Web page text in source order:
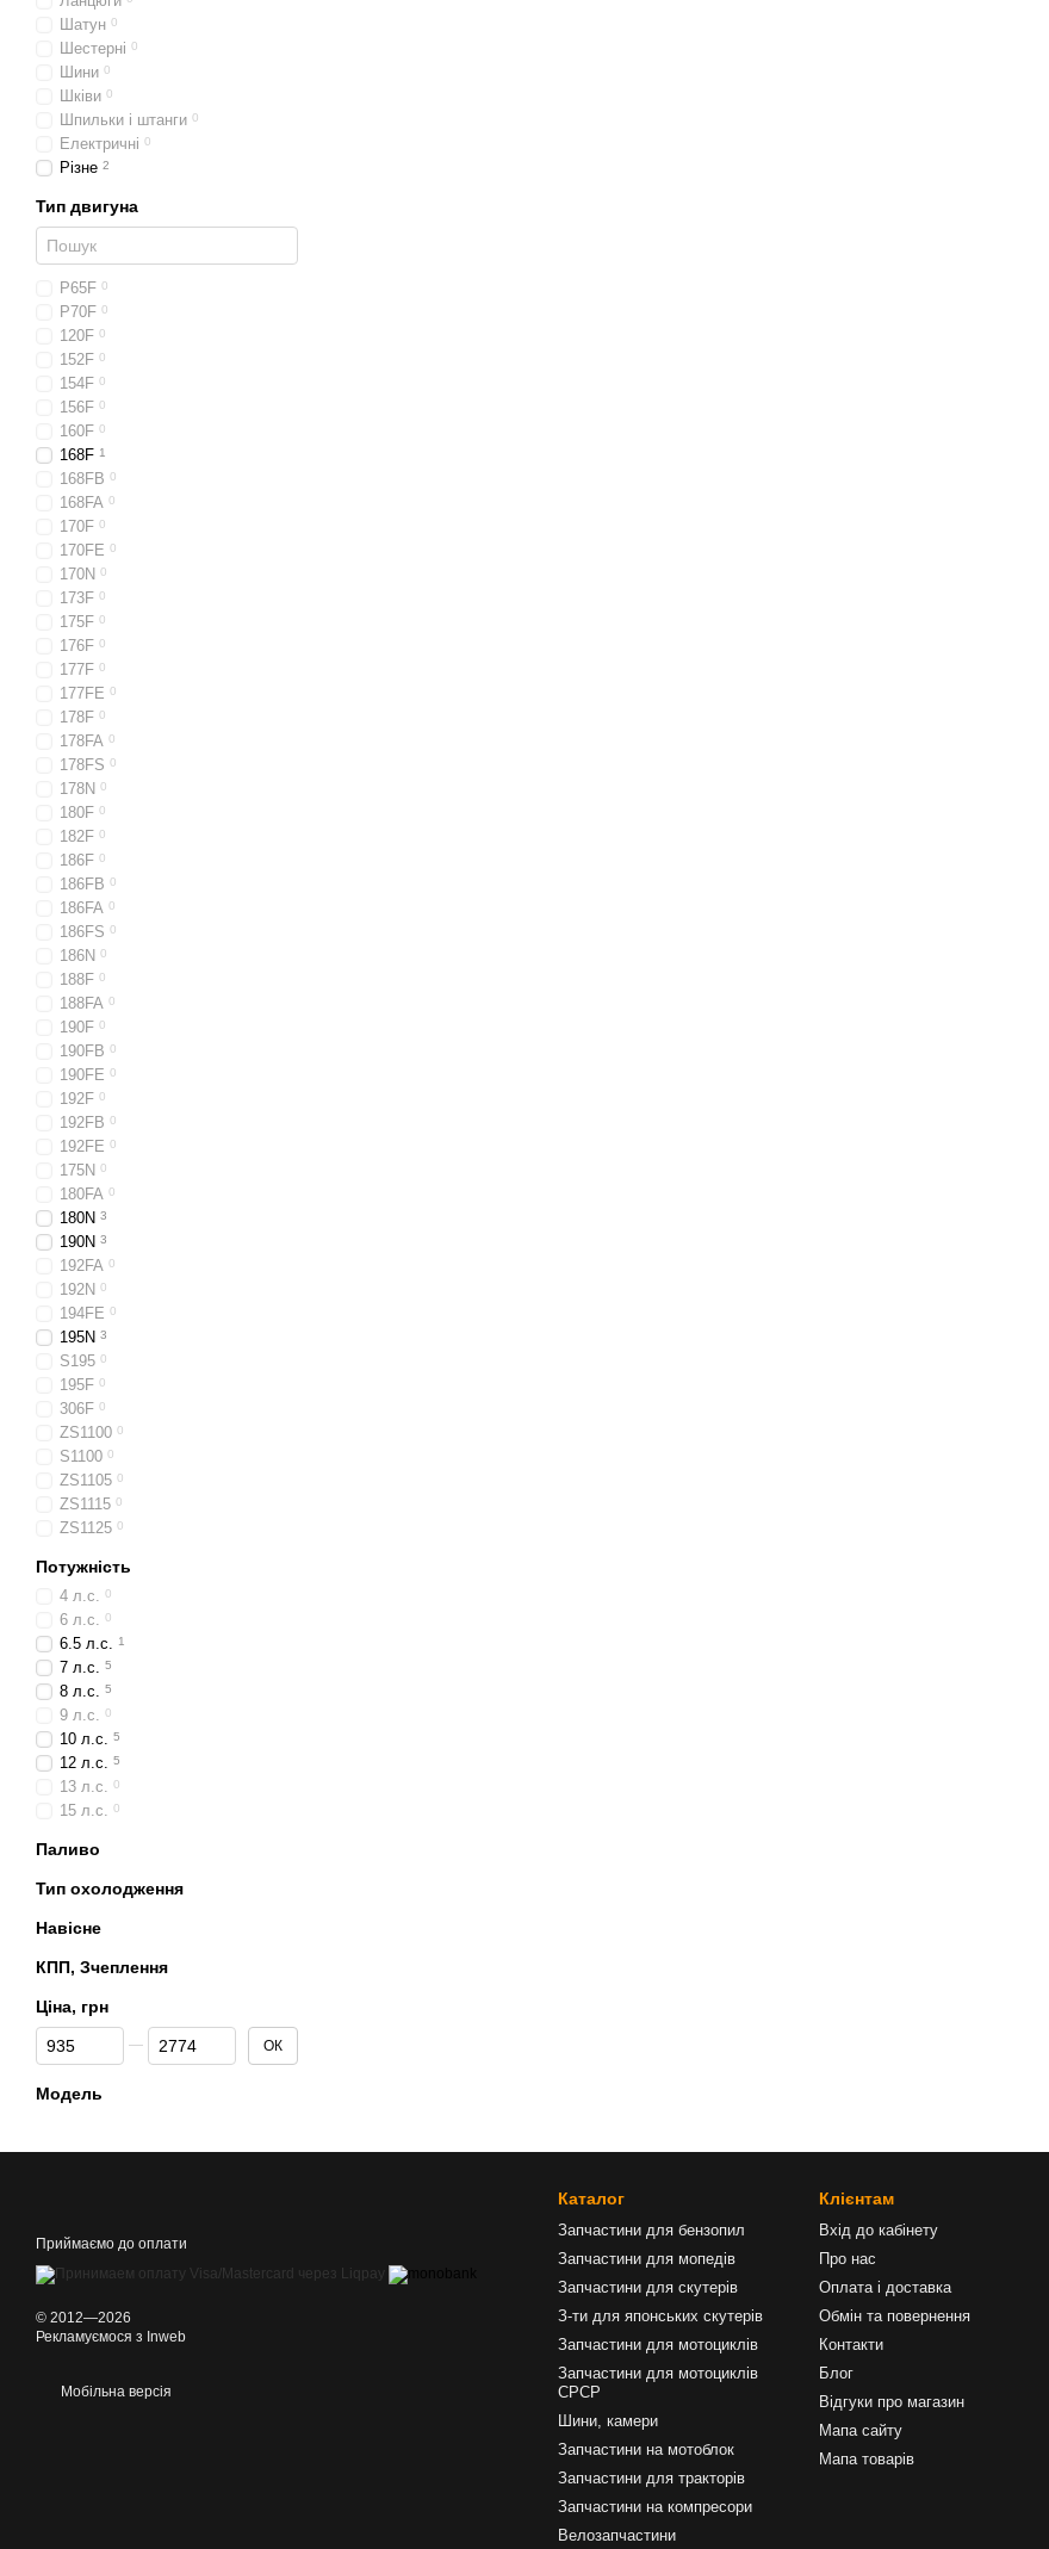
Шатун 0
Шестерні 0
Шини 0
Шківи 0
Шпильки і штанги 0
Електричні 0
Різне 2
Тип двигуна
P65F 0
P70F 0
120F 0
152F 0
154F 0
156F 0
160F 0
168F 1
168FB 0
168FA 0
170F 0
170FE 0
170N 0
173F 0
175F 0
176F 0
177F 0
177FE 0
178F 0
178FA 0
178FS 0
178N 0
180F 0
182F 0
186F 0
186FB 0
186FA 0
186FS 0
186N 0
188F 0
188FA 0
190F 0
190FB 0
190FE 0
192F 0
192FB 0
192FE 0
175N 0
180FA 0
180N 3
190N 3
192FA 0
192N 0
194FE 0
195N 3
S195 0
195F 0
306F 0
ZS1100 0
S1100 0
ZS1105 0
ZS1115 0
ZS1125 0
Потужність
4 л.с. 0
6 л.с. 0
6.5 л.с. 1
7 л.с. 5
8 л.с. 5
9 л.с. 0
10 л.с. 5
12 л.с. 5
13 л.с. 0
15 л.с. 0
Паливо
Тип охолодження
Навісне
КПП, Зчеплення
Ціна, грн
От Ціна, грн
До Ціна, грн ОК
Модель
Приймаємо до оплати
© 2012—2026
Рекламуємося з Inweb
Мобільна версія
Каталог
Запчастини для бензопил
Запчастини для мопедів
Запчастини для скутерів
З-ти для японських скутерів
Запчастини для мотоциклів
Запчастини для мотоциклів
СРСР
Шини, камери
Запчастини на мотоблок
Запчастини для тракторів
Запчастини на компресори
Велозапчастини
Клієнтам
Вхід до кабінету
Про нас
Оплата і доставка
Обмін та повернення
Контакти
Блог
Відгуки про магазин
Мапа сайту
Мапа товарів